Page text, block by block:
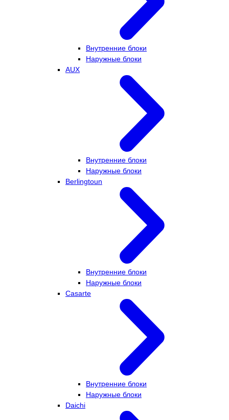
Внутренние блоки
Наружные блоки
AUX
Внутренние блоки
Наружные блоки
Berlingtoun
Внутренние блоки
Наружные блоки
Casarte
Внутренние блоки
Наружные блоки
Daichi